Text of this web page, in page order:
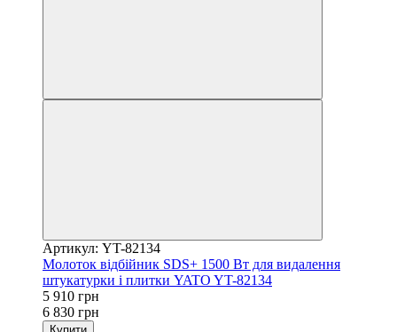
Артикул: YT-82134
Молоток відбійник SDS+ 1500 Вт для видалення
штукатурки і плитки YATO YT-82134
5 910 грн
6 830 грн